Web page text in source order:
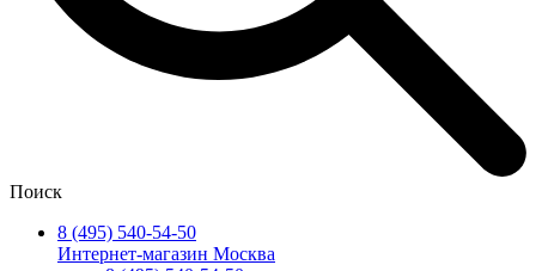
Поиск
8 (495) 540-54-50
Интернет-магазин Москва